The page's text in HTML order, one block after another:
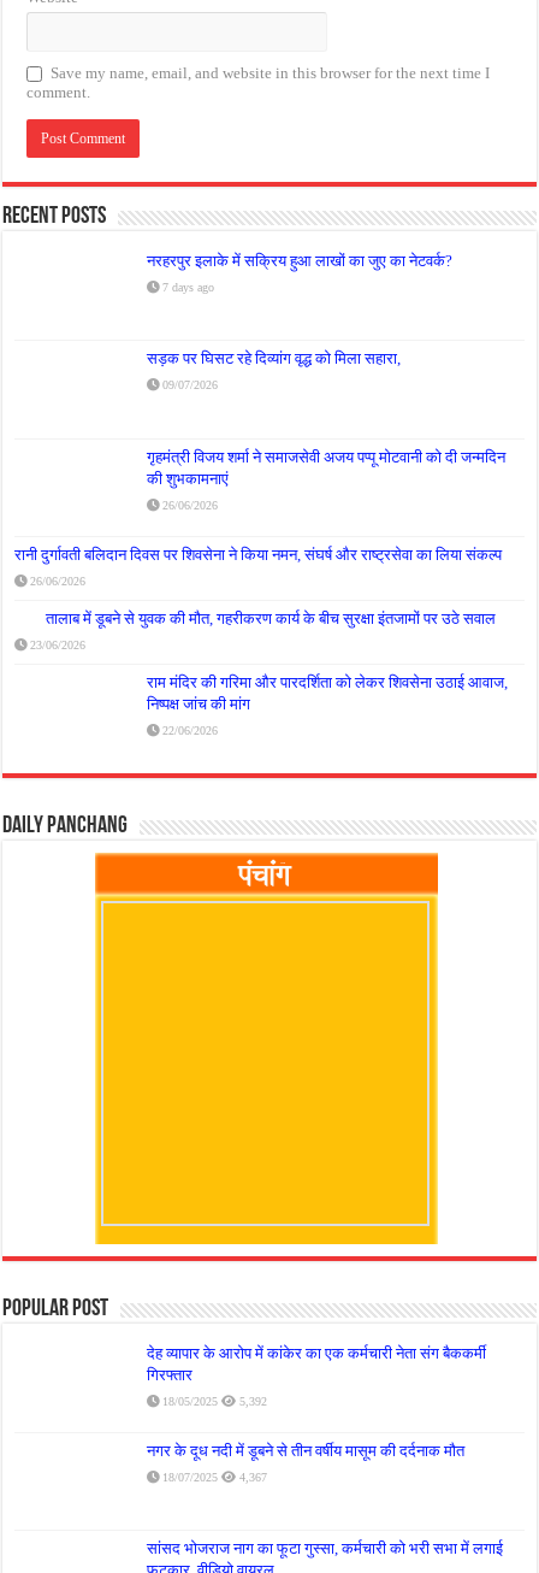
Save my name, email, and website in this browser for the next time I
comment.
Recent Posts
नरहरपुर इलाके में सक्रिय हुआ लाखों का जुए का नेटवर्क?
7 days ago
सड़क पर घिसट रहे दिव्यांग वृद्ध को मिला सहारा,
09/07/2026
गृहमंत्री विजय शर्मा ने समाजसेवी अजय पप्पू मोटवानी को दी जन्मदिन
की शुभकामनाएं
26/06/2026
रानी दुर्गावती बलिदान दिवस पर शिवसेना ने किया नमन, संघर्ष और राष्ट्रसेवा का लिया संकल्प
26/06/2026
तालाब में डूबने से युवक की मौत, गहरीकरण कार्य के बीच सुरक्षा इंतजामों पर उठे सवाल
23/06/2026
राम मंदिर की गरिमा और पारदर्शिता को लेकर शिवसेना उठाई आवाज,
निष्पक्ष जांच की मांग
22/06/2026
Daily Panchang
Popular Post
देह व्यापार के आरोप में कांकेर का एक कर्मचारी नेता संग बैककर्मी
गिरफ्तार
18/05/2025 5,392
नगर के दूध नदी में डूबने से तीन वर्षीय मासूम की दर्दनाक मौत
18/07/2025 4,367
सांसद भोजराज नाग का फूटा गुस्सा, कर्मचारी को भरी सभा में लगाई